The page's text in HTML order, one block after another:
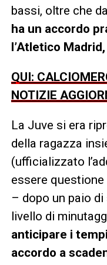
bassi, oltre che
ha un accordo
l’Atletico
QUI:
NOTIZIE
La Juve si era
della ragazza
(ufficializzato
essere
– dopo un paio
livello di
anticipare i
accordo a